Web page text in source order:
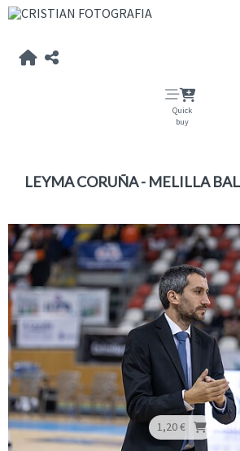
Quick
buy
LEYMA CORUÑA - MELILLA
1,20 €